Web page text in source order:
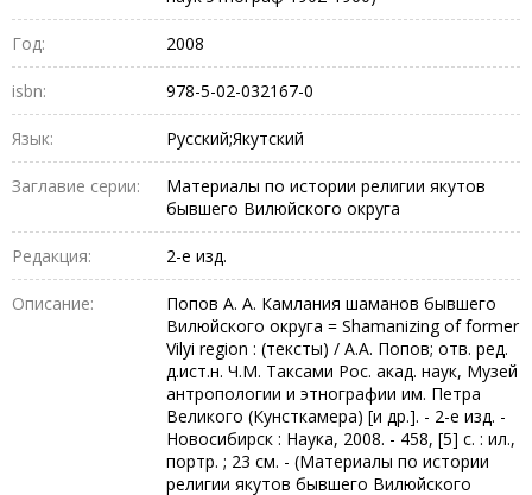
Год: 2008
isbn: 978-5-02-032167-0
Язык: Русский;Якутский
Заглавие серии:
Материалы по истории религии якутов
бывшего Вилюйского округа
Редакция: 2-е изд.
Описание:
Попов А. А. Камлания шаманов бывшего
Вилюйского округа = Shamanizing of former
Vilyi region : (тексты) / А.А. Попов; отв. ред.
д.ист.н. Ч.М. Таксами Рос. акад. наук, Музей
антропологии и этнографии им. Петра
Великого (Кунсткамера) [и др.]. - 2-е изд. -
Новосибирск : Наука, 2008. - 458, [5] с. : ил.,
портр. ; 23 см. - (Материалы по истории
религии якутов бывшего Вилюйского